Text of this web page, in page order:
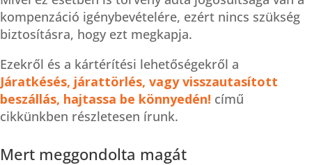
kompenzáció igénybevételére, ezért nincs szükség
biztosításra, hogy ezt megkapja.
Ezekről és a kártérítési lehetőségekről a
Járatkésés, járattörlés, vagy visszautasított
beszállás, hajtassa be könnyedén! című
cikkünkben részletesen írunk.
Mert meggondolta magát